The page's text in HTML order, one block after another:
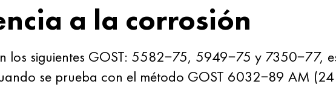
a la corrosión
los siguientes GOST: 5582−75, 5949−75 y 7350−77,
se prueba con el método GOST 6032−89 AM